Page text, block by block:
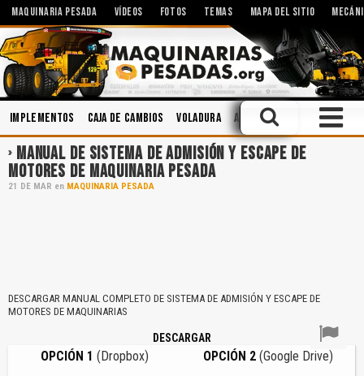
MAQUINARIA PESADA VÍDEOS FOTOS TEMAS MAPA DEL SITIO
Implementos Caja de Cambios Voladura Aceites Motores
MANUAL DE SISTEMA DE ADMISIÓN Y ESCAPE DE
MOTORES DE MAQUINARIA PESADA
21 DE MAR en MAQUINARIA PESADA
DESCARGAR MANUAL COMPLETO DE SISTEMA DE ADMISIÓN Y ESCAPE DE
MOTORES DE MAQUINARIAS
DESCARGAR
OPCIÓN 1 (Dropbox) OPCIÓN 2 (Google Drive)